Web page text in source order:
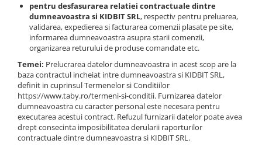
pentru desfasurarea relatiei contractuale dintre
dumneavoastra si KIDBIT SRL, respectiv pentru preluarea,
validarea, expedierea si facturarea comenzii plasate pe site,
informarea dumneavoastra asupra starii comenzii,
organizarea returului de produse comandate etc.
Temei: Prelucrarea datelor dumneavoastra in acest scop are la
baza contractul incheiat intre dumneavoastra si KIDBIT SRL,
definit in cuprinsul Termenelor si Conditiilor
https://www.taby.ro/termeni-si-conditii. Furnizarea datelor
dumneavoastra cu caracter personal este necesara pentru
executarea acestui contract. Refuzul furnizarii datelor poate avea
drept consecinta imposibilitatea derularii raporturilor
contractuale dintre dumneavoastra si KIDBIT SRL.